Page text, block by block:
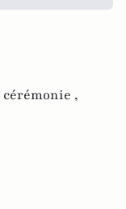
cérémonie ,